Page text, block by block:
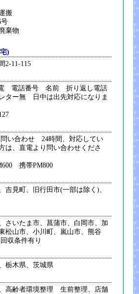
搬
棄物
)
2-11-115
電 電話番号 名前 折り返し電話
ター無 日中は出先対応になりま
い合わせ 24時間、対応してい
は、直電より問い合わせくださ
携帯PM800
吉見町、旧行田市(一部は除く)、
さいたま市、菖蒲市、白岡市、加
松山市、小川町、嵐山市、熊谷
収条件有り
栃木県、茨城県
高齢者環境整理 生前整理、店舗